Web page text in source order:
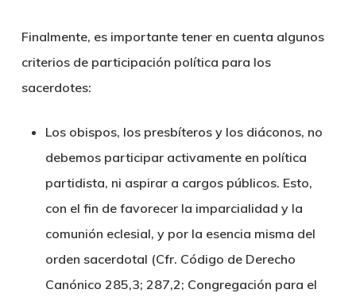
Finalmente, es importante tener en cuenta algunos
criterios de participación política para los
sacerdotes:
Los obispos, los presbíteros y los diáconos, no
debemos participar activamente en política
partidista, ni aspirar a cargos públicos. Esto,
con el fin de favorecer la imparcialidad y la
comunión eclesial, y por la esencia misma del
orden sacerdotal (Cfr. Código de Derecho
Canónico 285,3; 287,2; Congregación para el